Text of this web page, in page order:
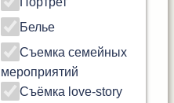
Белье
Съемка семейных
мероприятий
Съёмка love-story